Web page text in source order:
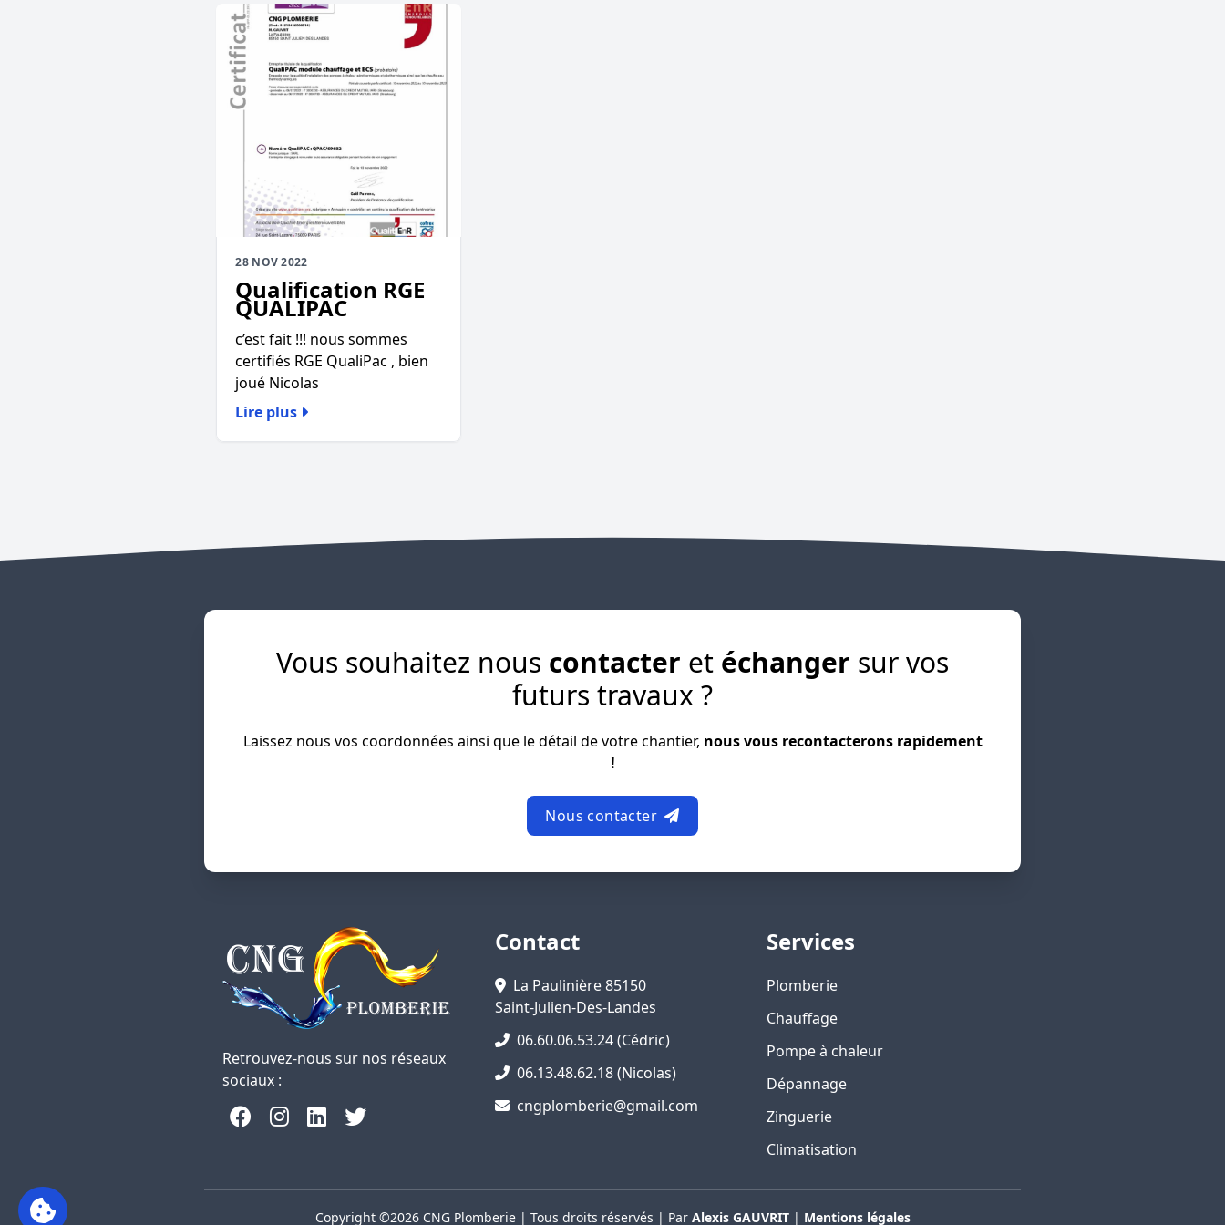
28 NOV 2022
Qualification RGE
QUALIPAC
c’est fait !!! nous sommes
certifiés RGE QualiPac , bien
joué Nicolas
Lire plus
Vous souhaitez nous contacter et échanger sur vos
futurs travaux ?
Laissez nous vos coordonnées ainsi que le détail de votre chantier, nous vous recontacterons rapidement
!
Nous contacter
Retrouvez-nous sur nos réseaux
sociaux :
Contact
La Paulinière 85150
Saint-Julien-Des-Landes
06.60.06.53.24 (Cédric)
06.13.48.62.18 (Nicolas)
cngplomberie@gmail.com
Services
Plomberie
Chauffage
Pompe à chaleur
Dépannage
Zinguerie
Climatisation
Copyright ©2026 CNG Plomberie | Tous droits réservés | Par Alexis GAUVRIT| Mentions légales